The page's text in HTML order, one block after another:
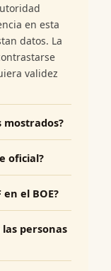
en esta
datos. La
validez
mostrados?
oficial?
el BOE?
personas